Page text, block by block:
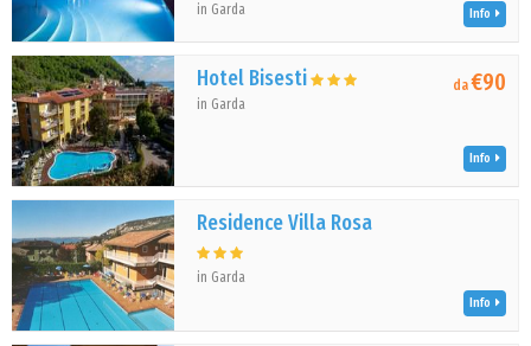
in Garda Info
Hotel Bisesti
in Garda
da€90
Info
Residence Villa Rosa
in Garda
Info